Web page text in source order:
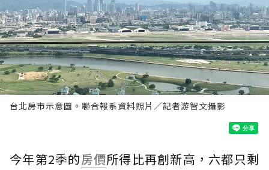
台北房市示意圖。聯合報系資料照片／記者游智文攝影
今年第2季的房價所得比再創新高，六都只剩